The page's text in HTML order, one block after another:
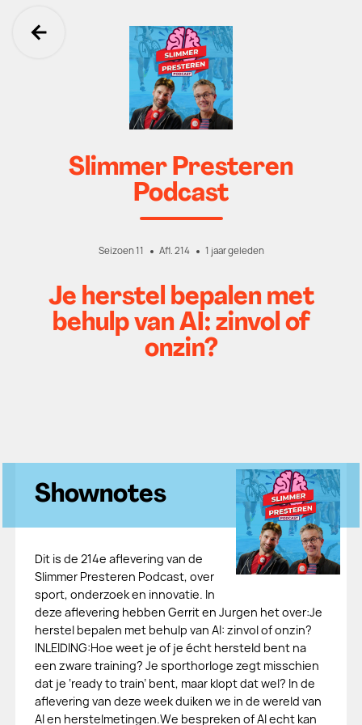
Ga terug
Slimmer Presteren
Podcast
Seizoen 11 Afl. 214 1 jaar geleden
Je herstel bepalen met
behulp van AI: zinvol of
onzin?
Shownotes
Dit is de 214e aflevering van de
Slimmer Presteren Podcast, over
sport, onderzoek en innovatie. In
deze aflevering hebben Gerrit en Jurgen het over:Je
herstel bepalen met behulp van AI: zinvol of onzin?
INLEIDING:Hoe weet je of je écht hersteld bent na
een zware training? Je sporthorloge zegt misschien
dat je ‘ready to train’ bent, maar klopt dat wel? In de
aflevering van deze week duiken we in de wereld van
AI en herstelmetingen.We bespreken of AI echt kan